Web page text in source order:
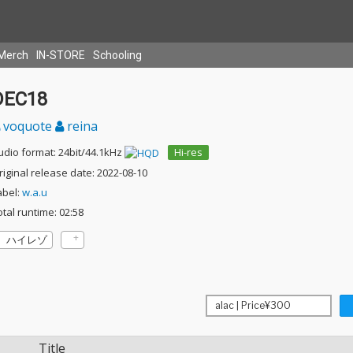
IN-STORE Schooling
voquote reina
format: 24bit/44.1kHz
Hi-res
release date: 2022-08-10
w.a.u
runtime: 02:58
ハイレゾ
Title